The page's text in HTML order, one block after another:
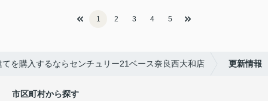
1 2 3 4 5
を購入するならセンチュリー21ベース奈良西大和店 更新情報
市区町村から探す